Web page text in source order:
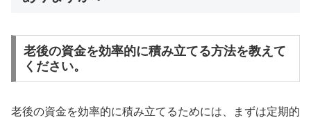
老後の資金を効率的に積み立てる方法を教えて
ください。
老後の資金を効率的に積み立てるためには、まずは定期的